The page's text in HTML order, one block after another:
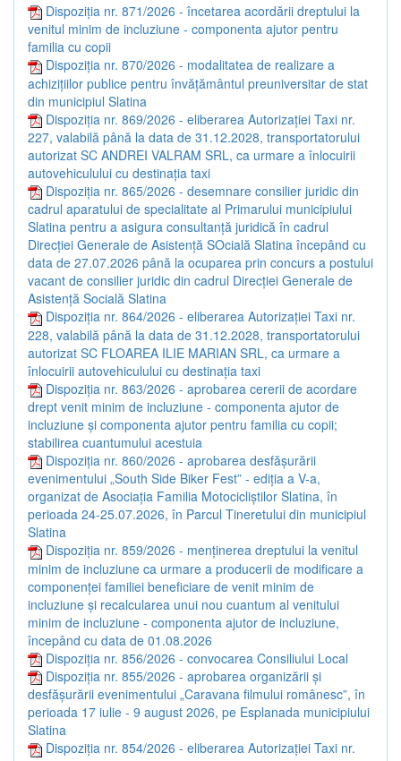
Dispoziția nr. 871/2026 - încetarea acordării dreptului la
venitul minim de incluziune - componenta ajutor pentru
familia cu copii
Dispoziția nr. 870/2026 - modalitatea de realizare a
achizițiilor publice pentru învățământul preuniversitar de stat
din municipiul Slatina
Dispoziția nr. 869/2026 - eliberarea Autorizației Taxi nr.
227, valabilă până la data de 31.12.2028, transportatorului
autorizat SC ANDREI VALRAM SRL, ca urmare a înlocuirii
autovehiculului cu destinația taxi
Dispoziția nr. 865/2026 - desemnare consilier juridic din
cadrul aparatului de specialitate al Primarului municipiului
Slatina pentru a asigura consultanță juridică în cadrul
Direcției Generale de Asistență SOcială Slatina începând cu
data de 27.07.2026 până la ocuparea prin concurs a postului
vacant de consilier juridic din cadrul Direcției Generale de
Asistență Socială Slatina
Dispoziția nr. 864/2026 - eliberarea Autorizației Taxi nr.
228, valabilă până la data de 31.12.2028, transportatorului
autorizat SC FLOAREA ILIE MARIAN SRL, ca urmare a
înlocuirii autovehiculului cu destinația taxi
Dispoziția nr. 863/2026 - aprobarea cererii de acordare
drept venit minim de incluziune - componenta ajutor de
incluziune și componenta ajutor pentru familia cu copii;
stabilirea cuantumului acestuia
Dispoziția nr. 860/2026 - aprobarea desfășurării
evenimentului „South Side Biker Fest” - ediția a V-a,
organizat de Asociația Familia Motocicliștilor Slatina, în
perioada 24-25.07.2026, în Parcul Tineretului din municipiul
Slatina
Dispoziția nr. 859/2026 - menținerea dreptului la venitul
minim de incluziune ca urmare a producerii de modificare a
componenței familiei beneficiare de venit minim de
incluziune și recalcularea unui nou cuantum al venitului
minim de incluziune - componenta ajutor de incluziune,
începând cu data de 01.08.2026
Dispoziția nr. 856/2026 - convocarea Consiliului Local
Dispoziția nr. 855/2026 - aprobarea organizării și
desfășurării evenimentului „Caravana filmului românesc”, în
perioada 17 iulie - 9 august 2026, pe Esplanada municipiului
Slatina
Dispoziția nr. 854/2026 - eliberarea Autorizației Taxi nr.